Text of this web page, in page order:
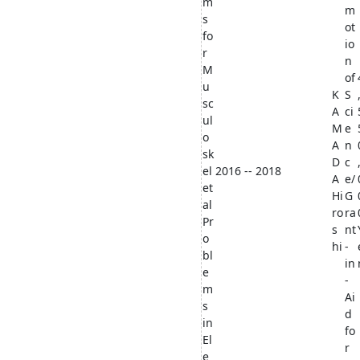
s
fo
r
M
u
sc
ul
o
sk
el
et
al
Pr
o
bl
e
m
s
in
El
e
2016 -- 2018
K
A
M
A
D
A
Hi
ro
s
hi
m
ot
io
n
of
S
ci
e
n
c
e/
G
ra
nt
-
in
-
Ai
d
fo
r
,
,